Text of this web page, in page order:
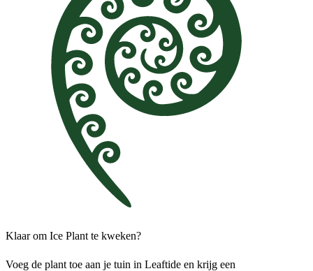
Klaar om Ice Plant te kweken?
Voeg de plant toe aan je tuin in Leaftide en krijg een